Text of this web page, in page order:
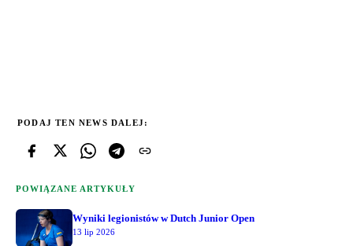
PODAJ TEN NEWS DALEJ:
POWIĄZANE ARTYKUŁY
Wyniki legionistów w Dutch Junior Open
13 lip 2026